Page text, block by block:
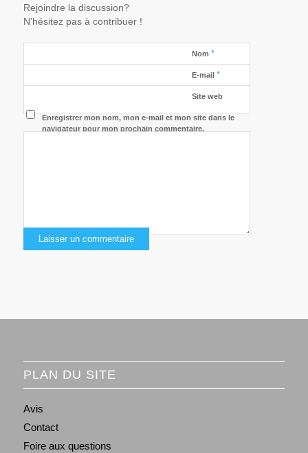
Rejoindre la discussion?
N’hésitez pas à contribuer !
Nom *
E-mail *
Site web
Enregistrer mon nom, mon e-mail et mon site dans le
navigateur pour mon prochain commentaire.
PLAN DU SITE
Avis
Contact
Foire aux questions